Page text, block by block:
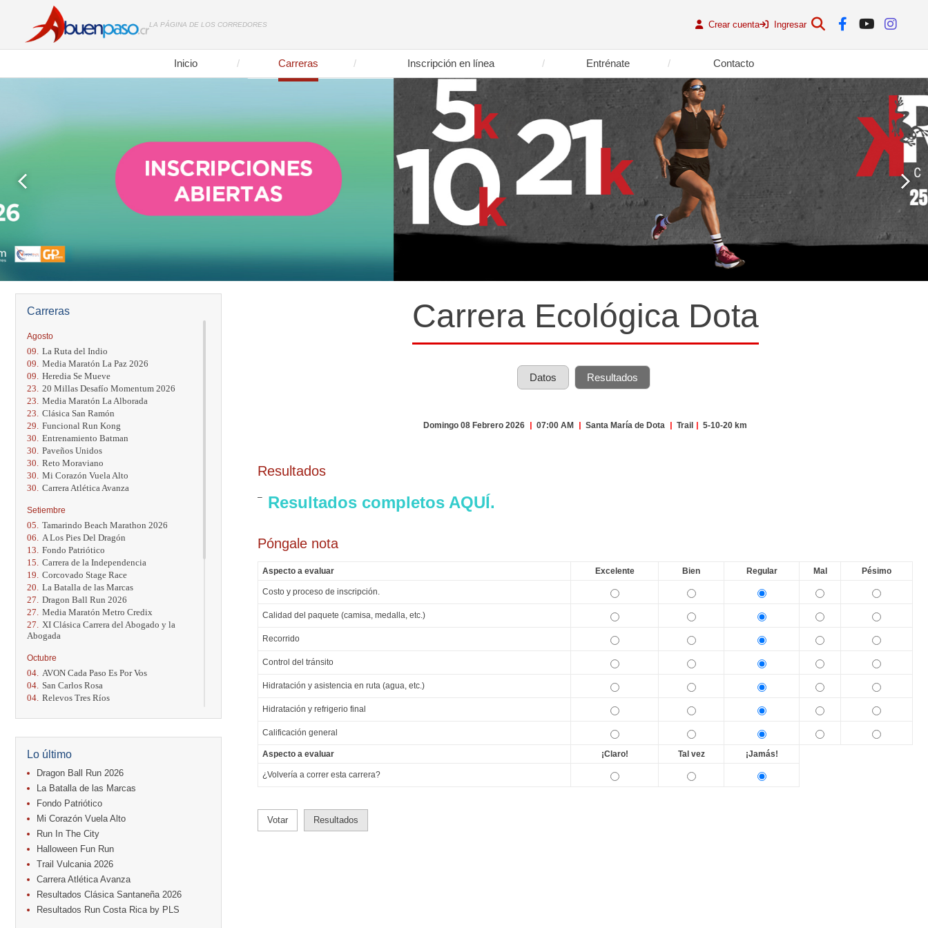
LA PÁGINA DE LOS CORREDORES Crear cuenta Ingresar
Inicio Carreras Inscripción en línea Entrénate Contacto
Carreras
Agosto
09. La Ruta del Indio
09. Media Maratón La Paz 2026
09. Heredia Se Mueve
23. 20 Millas Desafío Momentum 2026
23. Media Maratón La Alborada
23. Clásica San Ramón
29. Funcional Run Kong
30. Entrenamiento Batman
30. Paveños Unidos
30. Reto Moraviano
30. Mi Corazón Vuela Alto
30. Carrera Atlética Avanza
Setiembre
05. Tamarindo Beach Marathon 2026
06.
A Los Pies Del Dragón
13. Fondo Patriótico
15. Carrera de la Independencia
19. Corcovado Stage Race
20. La Batalla de las Marcas
27. Dragon Ball Run 2026
27. Media Maratón Metro Credix
27.
XI Clásica Carrera del Abogado y la
Abogada
Octubre
04. AVON Cada Paso Es Por Vos
04. San Carlos Rosa
04. Relevos Tres Ríos
17. Caribe Paradise Run
Casa Turire Trail Run
18. Warriors Run Circuit
18. Samsung Jacó Beach Half Marathon
2026
25. Run Alajuela
31. Halloween Fun Run
Entre Pan y Rosas
Diciembre
06. Trail Vulcania 2026
Lo último
Dragon Ball Run 2026
La Batalla de las Marcas
Fondo Patriótico
Mi Corazón Vuela Alto
Run In The City
Halloween Fun Run
Trail Vulcania 2026
Carrera Atlética Avanza
Resultados Clásica Santaneña 2026
Resultados Run Costa Rica by PLS
Carrera Ecológica Dota
Datos Resultados
Domingo 08 Febrero 2026 | 07:00 AM | Santa María de Dota | Trail | 5-10-20 km
Resultados
Resultados completos AQUÍ.
Póngale nota
Aspecto a evaluar Excelente Bien Regular Mal Pésimo
Costo y proceso de inscripción.
Calidad del paquete (camisa, medalla, etc.)
Recorrido
Control del tránsito
Hidratación y asistencia en ruta (agua, etc.)
Hidratación y refrigerio final
Calificación general
Aspecto a evaluar ¡Claro! Tal vez ¡Jamás!
¿Volvería a correr esta carrera?
Votar Resultados